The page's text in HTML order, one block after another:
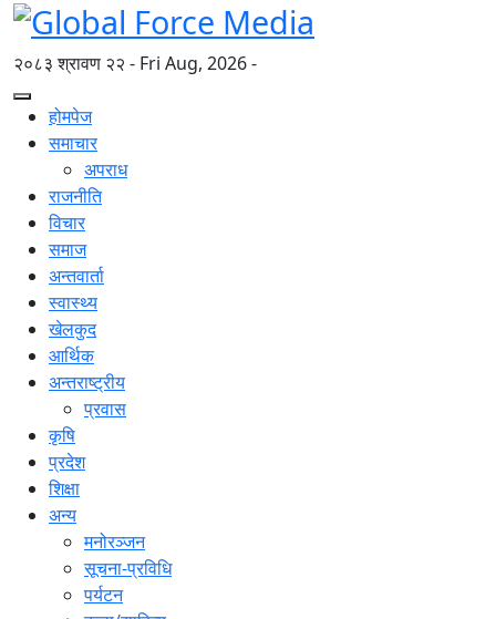
२०८३ श्रावण २२ - Fri Aug, 2026 -
होमपेज
समाचार
अपराध
राजनीति
विचार
समाज
अन्तवार्ता
स्वास्थ्य
खेलकुद
आर्थिक
अन्तराष्ट्रीय
प्रवास
कृषि
प्रदेश
शिक्षा
अन्य
मनोरञ्जन
सूचना-प्रविधि
पर्यटन